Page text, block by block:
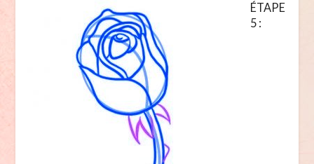
ÉTAPE
5 :